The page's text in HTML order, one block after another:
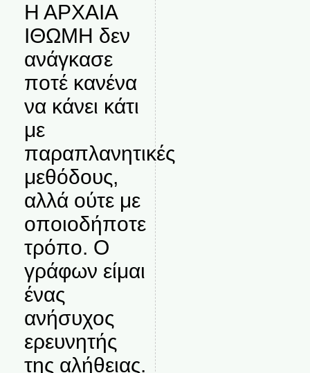
Η ΑΡΧΑΙΑ
ΙΘΩΜΗ δεν
ανάγκασε
ποτέ κανένα
να κάνει κάτι
με
παραπλανητικές
μεθόδους,
αλλά ούτε με
οποιοδήποτε
τρόπο. Ο
γράφων είμαι
ένας
ανήσυχος
ερευνητής
της αλήθειας.